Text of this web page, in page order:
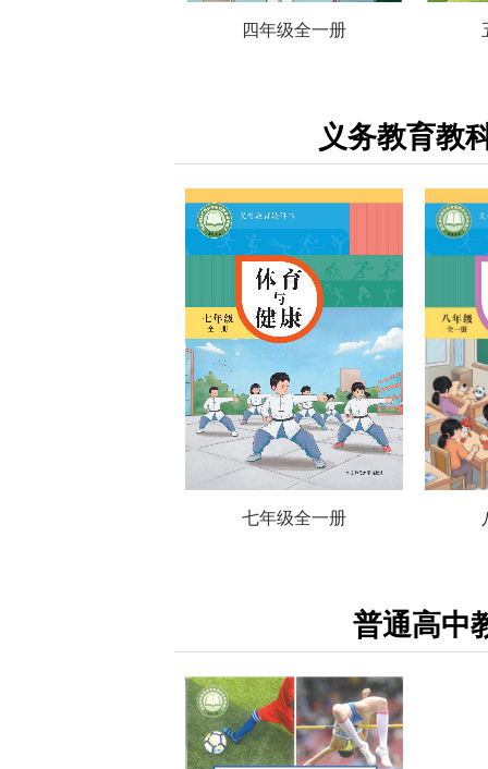
四年级全一册
义务教育教
七年级全一册
普通高中